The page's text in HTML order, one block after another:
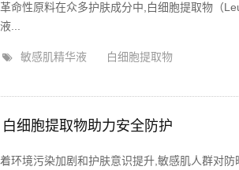
命性原料在众多护肤成分中,白细胞提取物（
...
敏感肌精华液 白细胞提取物
细胞提取物助力安全防护
环境污染加剧和护肤意识提升,敏感肌人群对